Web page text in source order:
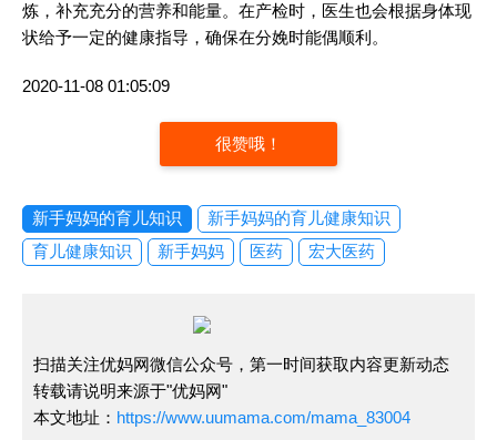
炼，补充充分的营养和能量。在产检时，医生也会根据身体现
状给予一定的健康指导，确保在分娩时能偶顺利。
2020-11-08 01:05:09
很赞哦！
新手妈妈的育儿知识
新手妈妈的育儿健康知识
育儿健康知识
新手妈妈 医药 宏大医药
扫描关注优妈网微信公众号，第一时间获取内容更新动态
转载请说明来源于"优妈网"
本文地址： https://www.uumama.com/mama_83004